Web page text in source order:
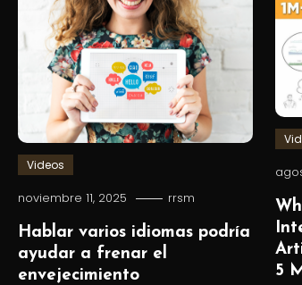
Videos
noviembre 11, 2025 rrsm
Hablar varios idiomas podría
ayudar a frenar el
envejecimiento
5